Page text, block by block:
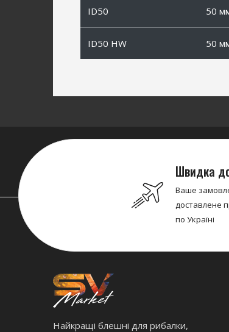
ID50 50
ID50 HW 50
Швидка
Ваше
доставлене
по Україні
Найкращі блешні для рибалки,